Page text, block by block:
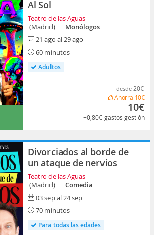
Al Sol
Teatro de las Aguas
(Madrid)
Monólogos
21 ago al 29 ago
60 minutos
Adultos
desde 20€
Ahorra 10€
10€
+0,80€gastos gestión
Divorciados al borde de
un ataque de nervios
Teatro de las Aguas
(Madrid)
Comedia
03 sep al 24 sep
70 minutos
Para todas las edades